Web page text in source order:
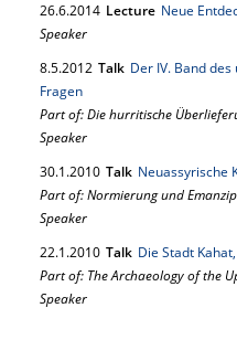
26.6.2014 Lecture Neue
Speaker
8.5.2012 Talk Der IV. Band
Fragen
Part of: Die hurritische
Speaker
30.1.2010 Talk Neuassyrische
Part of: Normierung und
Speaker
22.1.2010 Talk Die Stadt
Part of: The Archaeology of the
Speaker